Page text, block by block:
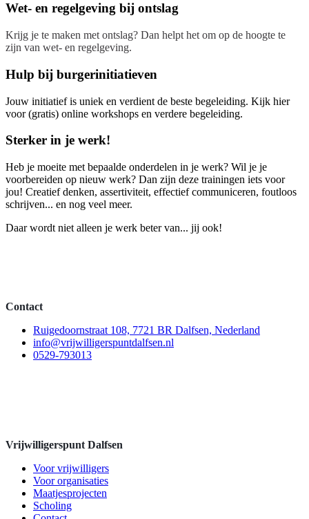
Wet- en regelgeving bij ontslag
Krijg je te maken met ontslag? Dan helpt het om op de hoogte te
zijn van wet- en regelgeving.
Hulp bij burgerinitiatieven
Jouw initiatief is uniek en verdient de beste begeleiding. Kijk hier
voor (gratis) online workshops en verdere begeleiding.
Sterker in je werk!
Heb je moeite met bepaalde onderdelen in je werk? Wil je je
voorbereiden op nieuw werk? Dan zijn deze trainingen iets voor
jou! Creatief denken, assertiviteit, effectief communiceren, foutloos
schrijven... en nog veel meer.
Daar wordt niet alleen je werk beter van... jij ook!
Contact
Ruigedoornstraat 108, 7721 BR Dalfsen, Nederland
info@vrijwilligerspuntdalfsen.nl
0529-793013
Vrijwilligerspunt Dalfsen
Voor vrijwilligers
Voor organisaties
Maatjesprojecten
Scholing